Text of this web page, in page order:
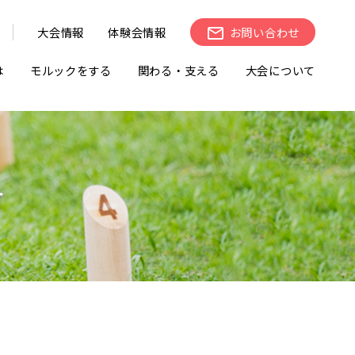
大会情報 体験会情報 お問い合わせ
モルックをする 関わる・支える 大会について